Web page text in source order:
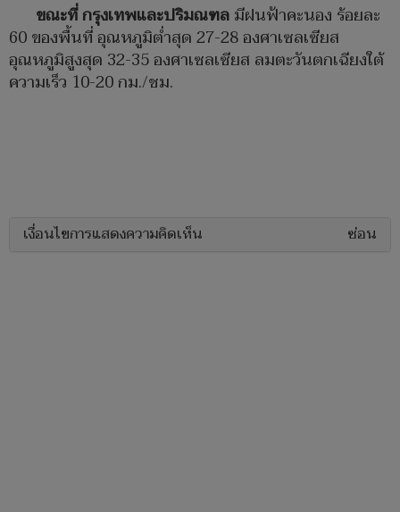
ขณะที่ กรุงเทพและปริมณฑลมีฝนฟ้าคะนอง ร้อยละ
60 ของพื้นที่ อุณหภูมิต่ำสุด 27-28 องศาเซลเซียส
อุณหภูมิสูงสุด 32-35 องศาเซลเซียส ลมตะวันตกเฉียงใต้
ความเร็ว 10-20 กม./ชม.
เงื่อนไขการแสดงความคิดเห็น ซ่อน